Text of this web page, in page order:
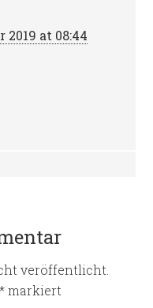
2019 at 08:44
veröffentlicht.
*markiert